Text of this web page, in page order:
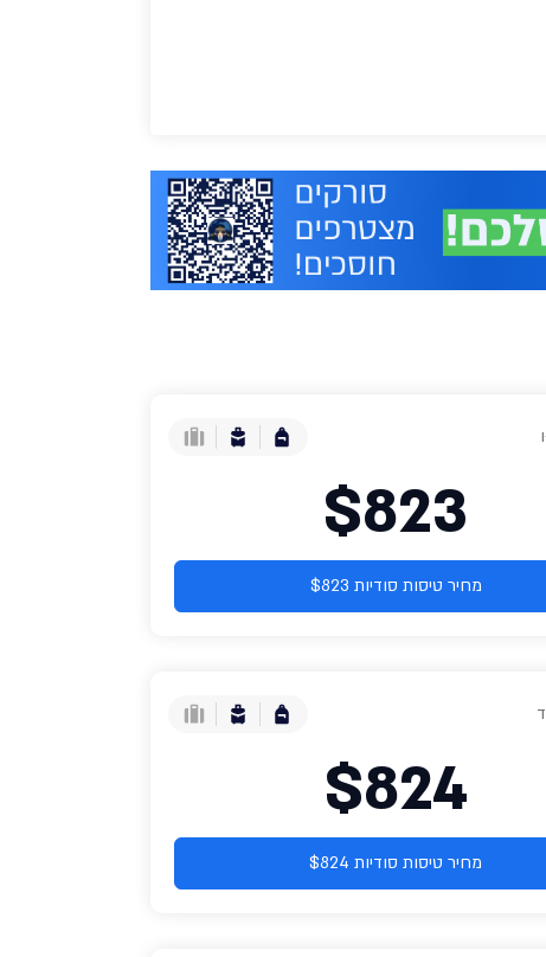
$823
מחיר טיסות סודיות $823
$824
מחיר טיסות סודיות $824